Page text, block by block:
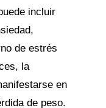
incluir
de estrés
la
en
de peso.